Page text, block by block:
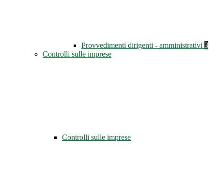
Provvedimenti dirigenti - amministrativi 3
Controlli sulle imprese
Controlli sulle imprese